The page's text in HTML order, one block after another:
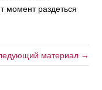
момент раздеться
материал →